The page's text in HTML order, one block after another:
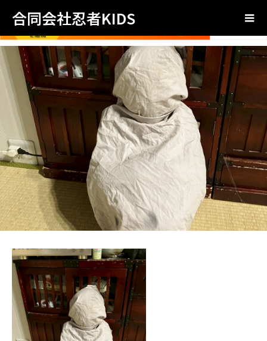
合同会社忍者KIDS